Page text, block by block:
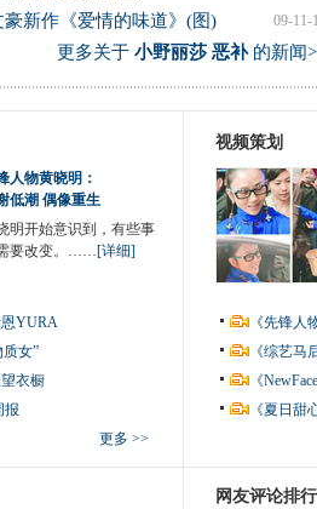
09-11-
新作《爱情的味道》(图)
更多关于 小野丽莎 恶补的新闻
人物黄晓明：
低潮 偶像重生
明开始意识到，有些事
要改变。……[详细]
恩YURA
质女”
衣橱
报
更多 >>
视频策划
《先锋
《综艺
《
《夏日
网友评论排行